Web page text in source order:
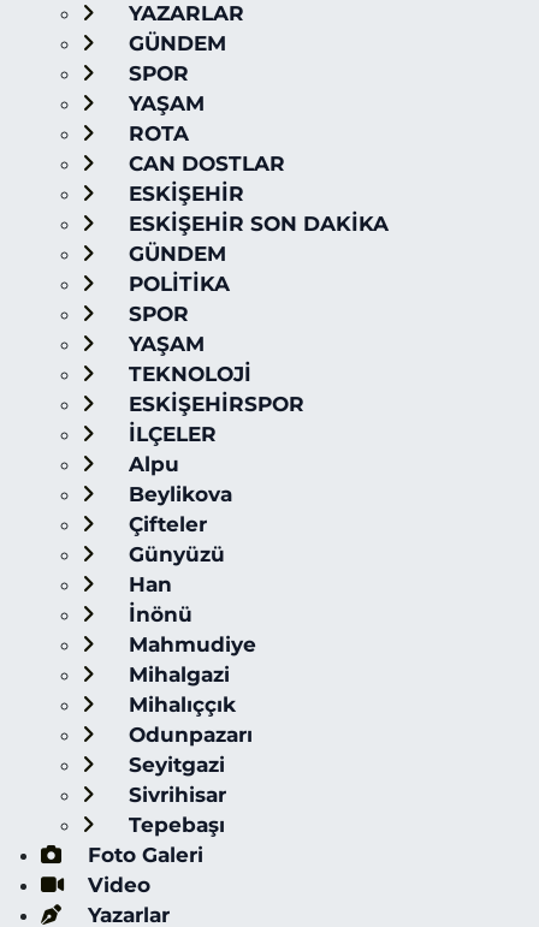
YAZARLAR
GÜNDEM
SPOR
YAŞAM
ROTA
CAN DOSTLAR
ESKİŞEHİR
ESKİŞEHİR SON DAKİKA
GÜNDEM
POLİTİKA
SPOR
YAŞAM
TEKNOLOJİ
ESKİŞEHİRSPOR
İLÇELER
Alpu
Beylikova
Çifteler
Günyüzü
Han
İnönü
Mahmudiye
Mihalgazi
Mihalıççık
Odunpazarı
Seyitgazi
Sivrihisar
Tepebaşı
Foto Galeri
Video
Yazarlar